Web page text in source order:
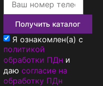
Получить каталог
Я ознакомлен(а) с
политикой
обработки ПДн и
даю согласие на
обработку ПДн